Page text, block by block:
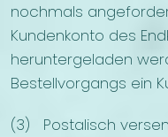
nochmals
Kundenkonto des
heruntergeladen
Bestellvorgangs ein
(3) Postalisch